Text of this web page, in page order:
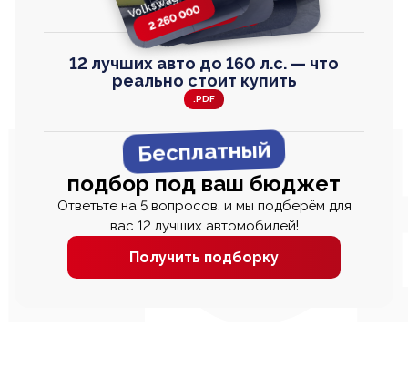
2 260 000
2 820 000
2 820 000
2 670 000
12 лучших авто до 160 л.с. — что
реально стоит купить
.PDF
Бесплатный
подбор под ваш бюджет
Ответьте на 5 вопросов, и мы подберём для
вас 12 лучших автомобилей!
Получить подборку